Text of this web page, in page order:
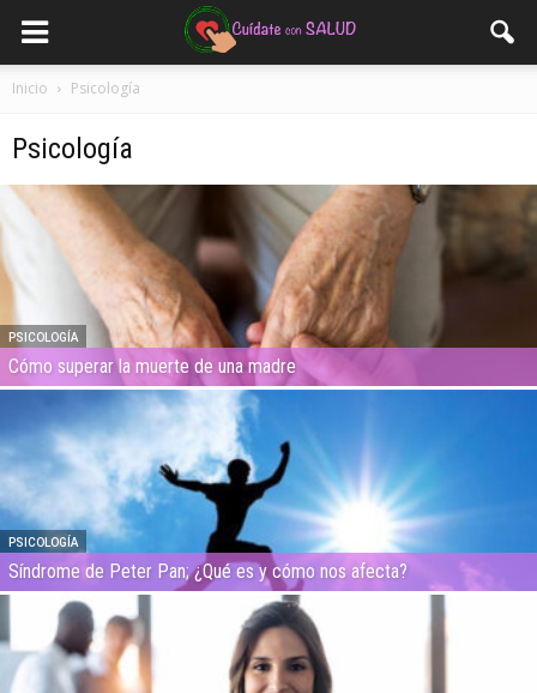
Inicio Psicología
Psicología
PSICOLOGÍA
Cómo superar la muerte de una madre
PSICOLOGÍA
Síndrome de Peter Pan; ¿Qué es y cómo nos afecta?